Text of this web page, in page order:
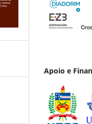
Apoio e